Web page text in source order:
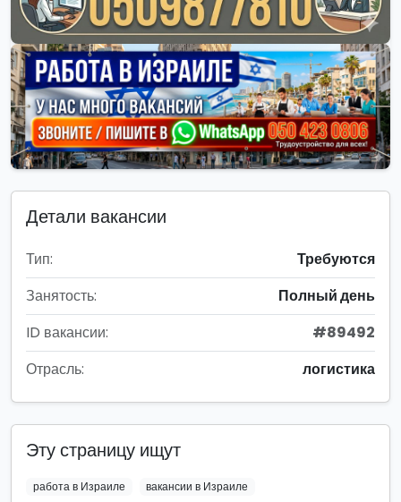
Детали вакансии
Тип:
Требуются
Занятость:
Полный день
ID вакансии:
#89492
Отрасль:
логистика
Эту страницу ищут
работа в Израиле
вакансии в Израиле